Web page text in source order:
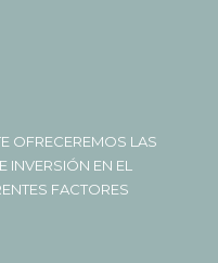
OFRECEREMOS LAS
EN EL
FACTORES